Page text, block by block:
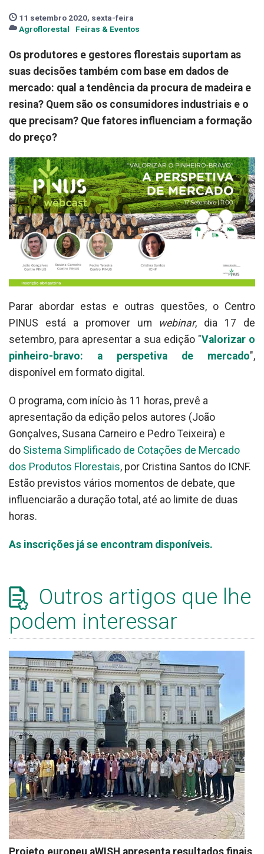
11 setembro 2020, sexta-feira
Agroflorestal
Feiras & Eventos
Os produtores e gestores florestais suportam as
suas decisões também com base em dados de
mercado: qual a tendência da procura de madeira e
resina? Quem são os consumidores industriais e o
que precisam? Que fatores influenciam a formação
do preço?
Parar abordar estas e outras questões, o Centro
PINUS está a promover um webinar, dia 17 de
setembro, para apresentar a sua edição "Valorizar o
pinheiro-bravo: a perspetiva de mercado",
disponível em formato digital.
O programa, com início às 11 horas, prevê a
apresentação da edição pelos autores (João
Gonçalves, Susana Carneiro e Pedro Teixeira) e
do Sistema Simplificado de Cotações de Mercado
dos Produtos Florestais, por Cristina Santos do ICNF.
Estão previstos vários momentos de debate, que
influenciarão a duração total, até ao limite de duas
horas.
As inscrições já se encontram disponíveis.
Outros artigos que lhe
podem interessar